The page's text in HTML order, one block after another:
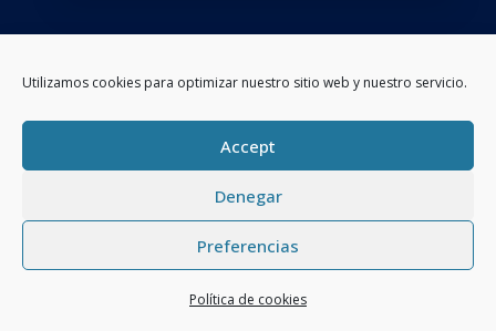
Utilizamos cookies para optimizar nuestro sitio web y nuestro servicio.
Accept
Denegar
Preferencias
Política de cookies
AGOSTO 7, 2026 /0 COMMENTS
Ver todas
Entradas